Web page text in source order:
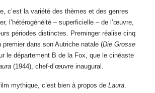
c’est la variété des thèmes et des genres
l’hétérogénéité – superficielle – de l’œuvre,
périodes distinctes. Preminger réalise cinq
premier dans son Autriche natale (Die Grosse
le département B de la Fox, que le cinéaste
(1944), chef-d’œuvre inaugural.
mythique, c’est bien à propos de Laura.